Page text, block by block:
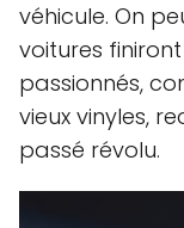
véhicule. On
voitures
passionnés,
vieux vinyles,
passé révolu.